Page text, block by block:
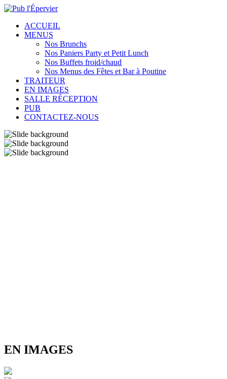
ACCUEIL
MENUS
Nos Brunchs
Nos Paniers Party et Petit Lunch
Nos Buffets froid/chaud
Nos Menus des Fêtes et Bar à Poutine
TRAITEUR
EN IMAGES
SALLE RÉCEPTION
PUB
CONTACTEZ-NOUS
EN IMAGES